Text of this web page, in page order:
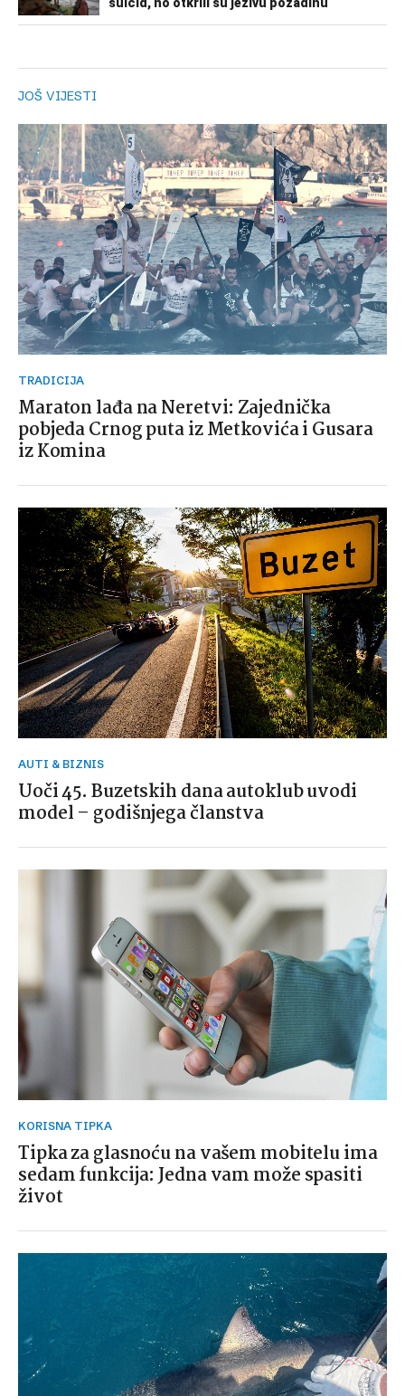
JOŠ VIJESTI
TRADICIJA
Maraton lađa na Neretvi: Zajednička
pobjeda Crnog puta iz Metkovića i Gusara
iz Komina
AUTI & BIZNIS
Uoči 45. Buzetskih dana autoklub uvodi
model – godišnjega članstva
KORISNA TIPKA
Tipka za glasnoću na vašem mobitelu ima
sedam funkcija: Jedna vam može spasiti
život